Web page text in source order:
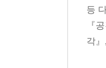
등
『
각